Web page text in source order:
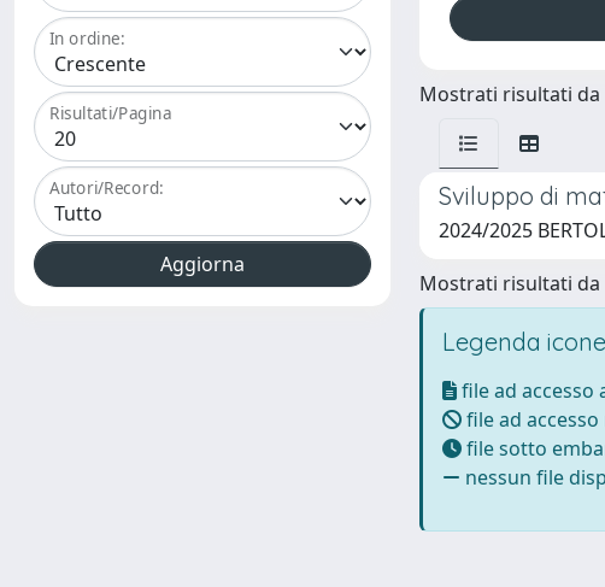
In ordine:
Risultati/Pagina
Autori/Record:
Mostrati risultati da
Sviluppo di
2024/2025
Mostrati risultati da
Legenda icone
file ad accesso
file ad
file sotto
nessun file